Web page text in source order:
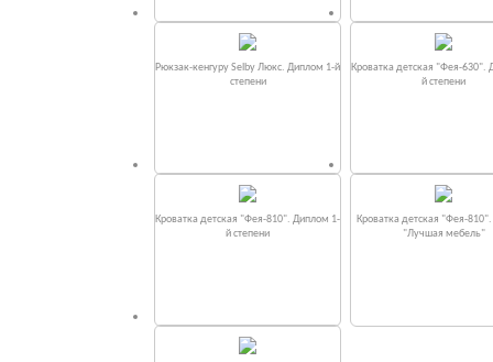
Рюкзак-кенгуру Selby Люкс. Диплом 1-й
степени
Кроватка детская "Фея-630".
й степени
Кроватка детская "Фея-810". Диплом 1-
й степени
Кроватка детская "Фея-
"Лучшая мебель"